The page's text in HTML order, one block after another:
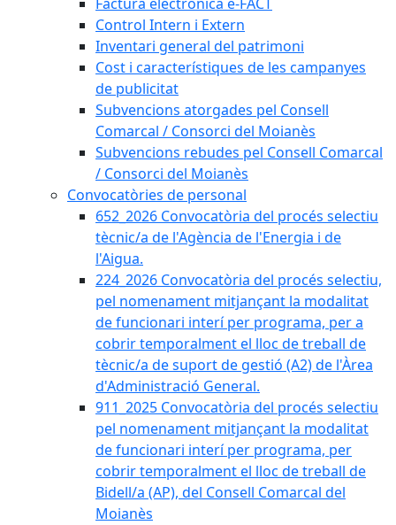
Control Intern i Extern
Inventari general del patrimoni
Cost i característiques de les campanyes
de publicitat
Subvencions atorgades pel Consell
Comarcal / Consorci del Moianès
Subvencions rebudes pel Consell Comarcal
/ Consorci del Moianès
Convocatòries de personal
652_2026 Convocatòria del procés selectiu
tècnic/a de l'Agència de l'Energia i de
l'Aigua.
224_2026 Convocatòria del procés selectiu,
pel nomenament mitjançant la modalitat
de funcionari interí per programa, per a
cobrir temporalment el lloc de treball de
tècnic/a de suport de gestió (A2) de l'Àrea
d'Administració General.
911_2025 Convocatòria del procés selectiu
pel nomenament mitjançant la modalitat
de funcionari interí per programa, per
cobrir temporalment el lloc de treball de
Bidell/a (AP), del Consell Comarcal del
Moianès